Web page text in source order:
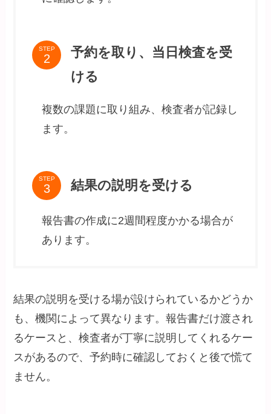
STEP
予約を取り、当日検査を受
ける
複数の課題に取り組み、検査者が記録し
ます。
STEP 結果の説明を受ける
報告書の作成に2週間程度かかる場合が
あります。
結果の説明を受ける場が設けられているかどうか
も、機関によって異なります。報告書だけ渡され
るケースと、検査者が丁寧に説明してくれるケー
スがあるので、予約時に確認しておくと後で慌て
ません。